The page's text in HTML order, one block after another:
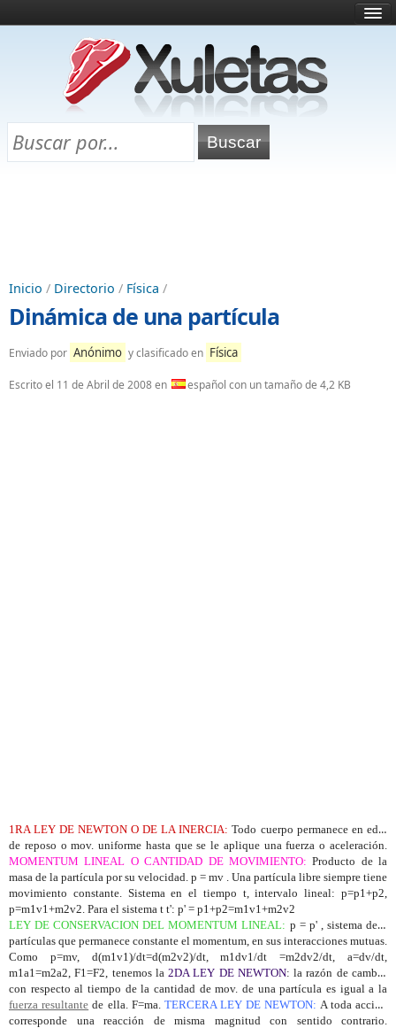
¿Qué es esto?
Directorio
Chuletas para exámenes
Inicio / Directorio / Física /
Dinámica de una partícula
Enviado por Anónimo y clasificado en Física
Escrito el 11 de Abril de 2008en español con un tamaño de 4,2 KB
1RA LEY DE NEWTON O DE LA INERCIA: Todo cuerpo permanece en edo.
de reposo o mov. uniforme hasta que se le aplique una fuerza o aceleración.
MOMENTUM LINEAL O CANTIDAD DE MOVIMIENTO: Producto de la
masa de la partícula por su velocidad. p = mv . Una partícula libre siempre tiene
movimiento constante. Sistema en el tiempo t, intervalo lineal: p=p1+p2,
p=m1v1+m2v2. Para el sistema t t': p' = p1+p2=m1v1+m2v2
LEY DE CONSERVACION DEL MOMENTUM LINEAL: p = p' , sistema de 2
partículas que permanece constante el momentum, en sus interacciones mutuas.
Como p=mv, d(m1v1)/dt=d(m2v2)/dt, m1dv1/dt =m2dv2/dt, a=dv/dt,
m1a1=m2a2, F1=F2, tenemos la2DA LEY DE NEWTON: la razón de cambio
con respecto al tiempo de la cantidad de mov. de una partícula es igual a la
fuerza resultante de ella. F=ma. TERCERA LEY DE NEWTON: A toda acción
corresponde una reacción de misma magnitud con sentido contrario.